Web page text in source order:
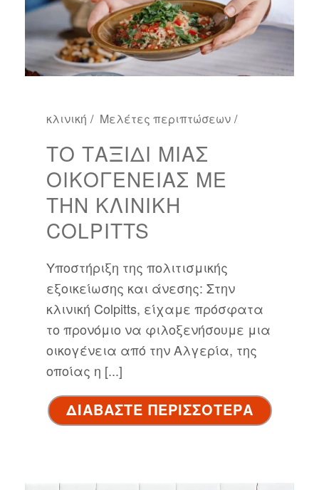
κλινική Μελέτες περιπτώσεων
ΤΟ ΤΑΞΊΔΙ ΜΙΑΣ
ΟΙΚΟΓΈΝΕΙΑΣ ΜΕ
ΤΗΝ ΚΛΙΝΙΚΉ
COLPITTS
Υποστήριξη της πολιτισμικής
εξοικείωσης και άνεσης: Στην
κλινική Colpitts, είχαμε πρόσφατα
το προνόμιο να φιλοξενήσουμε μια
οικογένεια από την Αλγερία, της
οποίας η [...]
ΔΙΑΒΑΣΤΕ ΠΕΡΙΣΣΟΤΕΡΑ